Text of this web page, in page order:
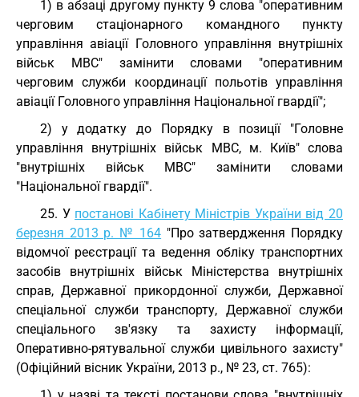
1) в абзаці другому пункту 9 слова "оперативним
черговим стаціонарного командного пункту
управління авіації Головного управління внутрішніх
військ МВС" замінити словами "оперативним
черговим служби координації польотів управління
авіації Головного управління Національної гвардії";
2) у додатку до Порядку в позиції "Головне
управління внутрішніх військ МВС, м. Київ" слова
"внутрішніх військ МВС" замінити словами
"Національної гвардії".
25. У постанові Кабінету Міністрів України від 20
березня 2013 р. № 164 "Про затвердження Порядку
відомчої реєстрації та ведення обліку транспортних
засобів внутрішніх військ Міністерства внутрішніх
справ, Державної прикордонної служби, Державної
спеціальної служби транспорту, Державної служби
спеціального зв'язку та захисту інформації,
Оперативно-рятувальної служби цивільного захисту"
(Офіційний вісник України, 2013 р., № 23, ст. 765):